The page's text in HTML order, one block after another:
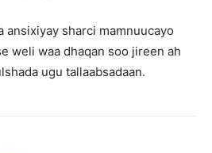
ansixiyay sharci mamnuucayo
weli waa dhaqan soo jireen ah
ugu tallaabsadaan.